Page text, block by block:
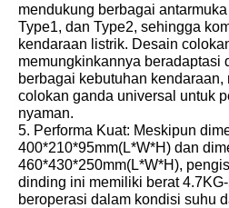
mendukung berbagai
Type1, dan Type2, sehingga
kendaraan listrik. Desain
memungkinkannya beradaptasi
berbagai kebutuhan
colokan ganda universal untuk
nyaman.
5. Performa Kuat: Meskipun
400*210*95mm(L*W*H) dan
460*430*250mm(L*W*H),
dinding ini memiliki berat
beroperasi dalam kondisi suhu